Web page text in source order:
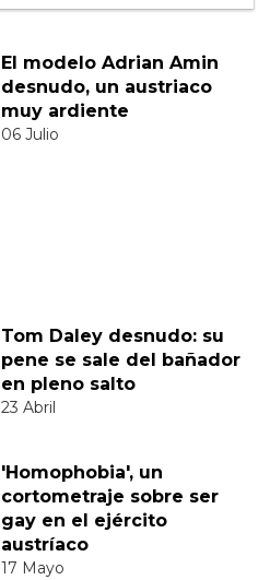
El modelo Adrian Amin
desnudo, un austriaco
muy ardiente
06 Julio
Tom Daley desnudo: su
pene se sale del bañador
en pleno salto
23 Abril
'Homophobia', un
cortometraje sobre ser
gay en el ejército
austríaco
17 Mayo